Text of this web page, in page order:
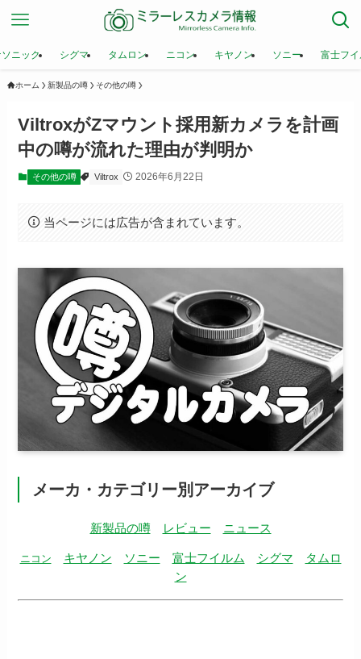
ニック シグマ タムロン ニコン キヤノン ソニー 富士フ
ホーム 新製品の噂 その他の噂
ViltroxがZマウント採用新カメラを計画
中の噂が流れた理由が判明か
その他の噂 Viltrox 2026年6月22日
当ページには広告が含まれています。
メーカ・カテゴリー別アーカイブ
新製品の噂 レビュー ニュース
ニコン キヤノン ソニー 富士フイルム シグマ
タムロ
ン